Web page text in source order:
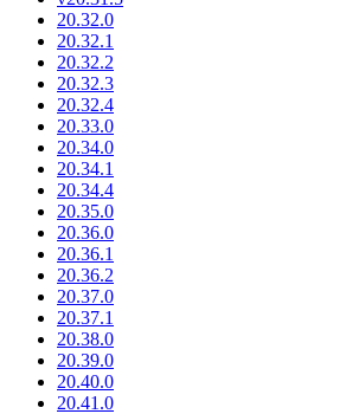
20.32.0
20.32.1
20.32.2
20.32.3
20.32.4
20.33.0
20.34.0
20.34.1
20.34.4
20.35.0
20.36.0
20.36.1
20.36.2
20.37.0
20.37.1
20.38.0
20.39.0
20.40.0
20.41.0